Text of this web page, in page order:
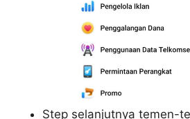
Step selanjutnya temen-